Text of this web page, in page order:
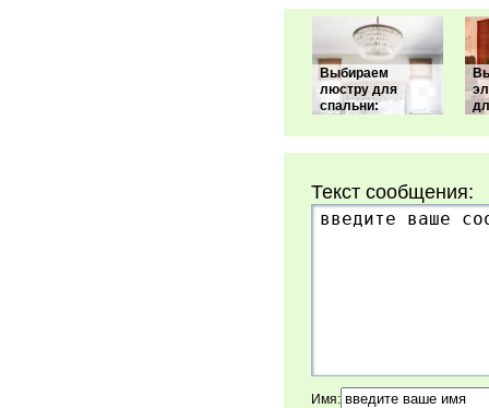
Выбираем
люстру для
спальни:
Текст сообщения:
Имя: